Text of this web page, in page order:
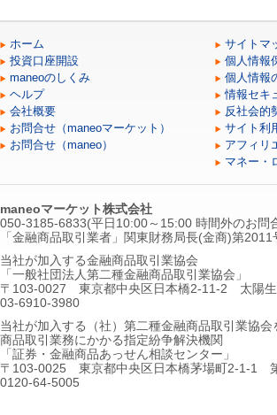
ホーム
投資口座開設
maneoのしくみ
ヘルプ
会社概要
お問合せ（maneoマーケット）
お問合せ（maneo）
サイトマ
個人情報
個人情報
情報セキ
反社会的
サイト利
アフィリ
マネー・
maneoマーケット株式会社
050-3185-6833(平日10:00～15:00 時間外のお問
「金融商品取引業者」関東財務局長(金商)第2011
当社が加入する金融商品取引業協会
「一般社団法人第二種金融商品取引業協会」
〒103-0027 東京都中央区日本橋2-11-2 太陽生
03-6910-3980
当社が加入する（社）第二種金融商品取引業協
商品取引業務にかかる指定紛争解決機関
「証券・金融商品あっせん相談センター」
〒103-0025 東京都中央区日本橋茅場町2-1-1
0120-64-5005